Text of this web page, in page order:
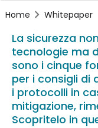
Home Whitepaper
La sicurezza
tecnologie ma
sono i cinque
per i consigli di
i protocolli in
mitigazione,
Scopritelo in